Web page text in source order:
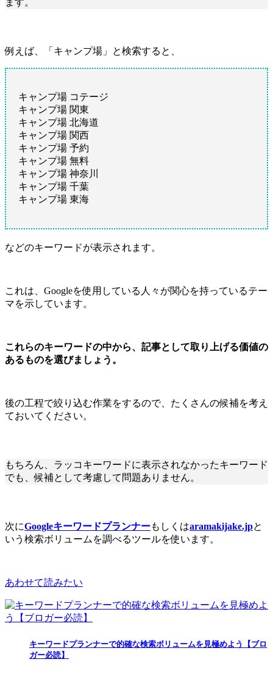
ます。
例えば、「キャンプ場」と検索すると、
キャンプ場 コテージ
キャンプ場 関東
キャンプ場 北海道
キャンプ場 関西
キャンプ場 予約
キャンプ場 無料
キャンプ場 神奈川
キャンプ場 千葉
キャンプ場 東海
などのキーワードが表示されます。
これは、Googleを使用している人々が関心を持っているテー
マを示しています。
これらのキーワードの中から、記事として取り上げる価値の
あるものを選びましょう。
後の工程で絞り込む作業をするので、たくさんの候補を考え
ておいてください。
もちろん、ラッコキーワードに表示されなかったキーワード
でも、候補として考慮して問題ありません。
次にGoogleキーワードプランナーもしくはaramakijake.jpと
いう検索ボリュームを調べるツールを使います。
あわせて読みたい
キーワードプランナーで的確な検索ボリュームを見極めよう【ブロ
ガー必読】